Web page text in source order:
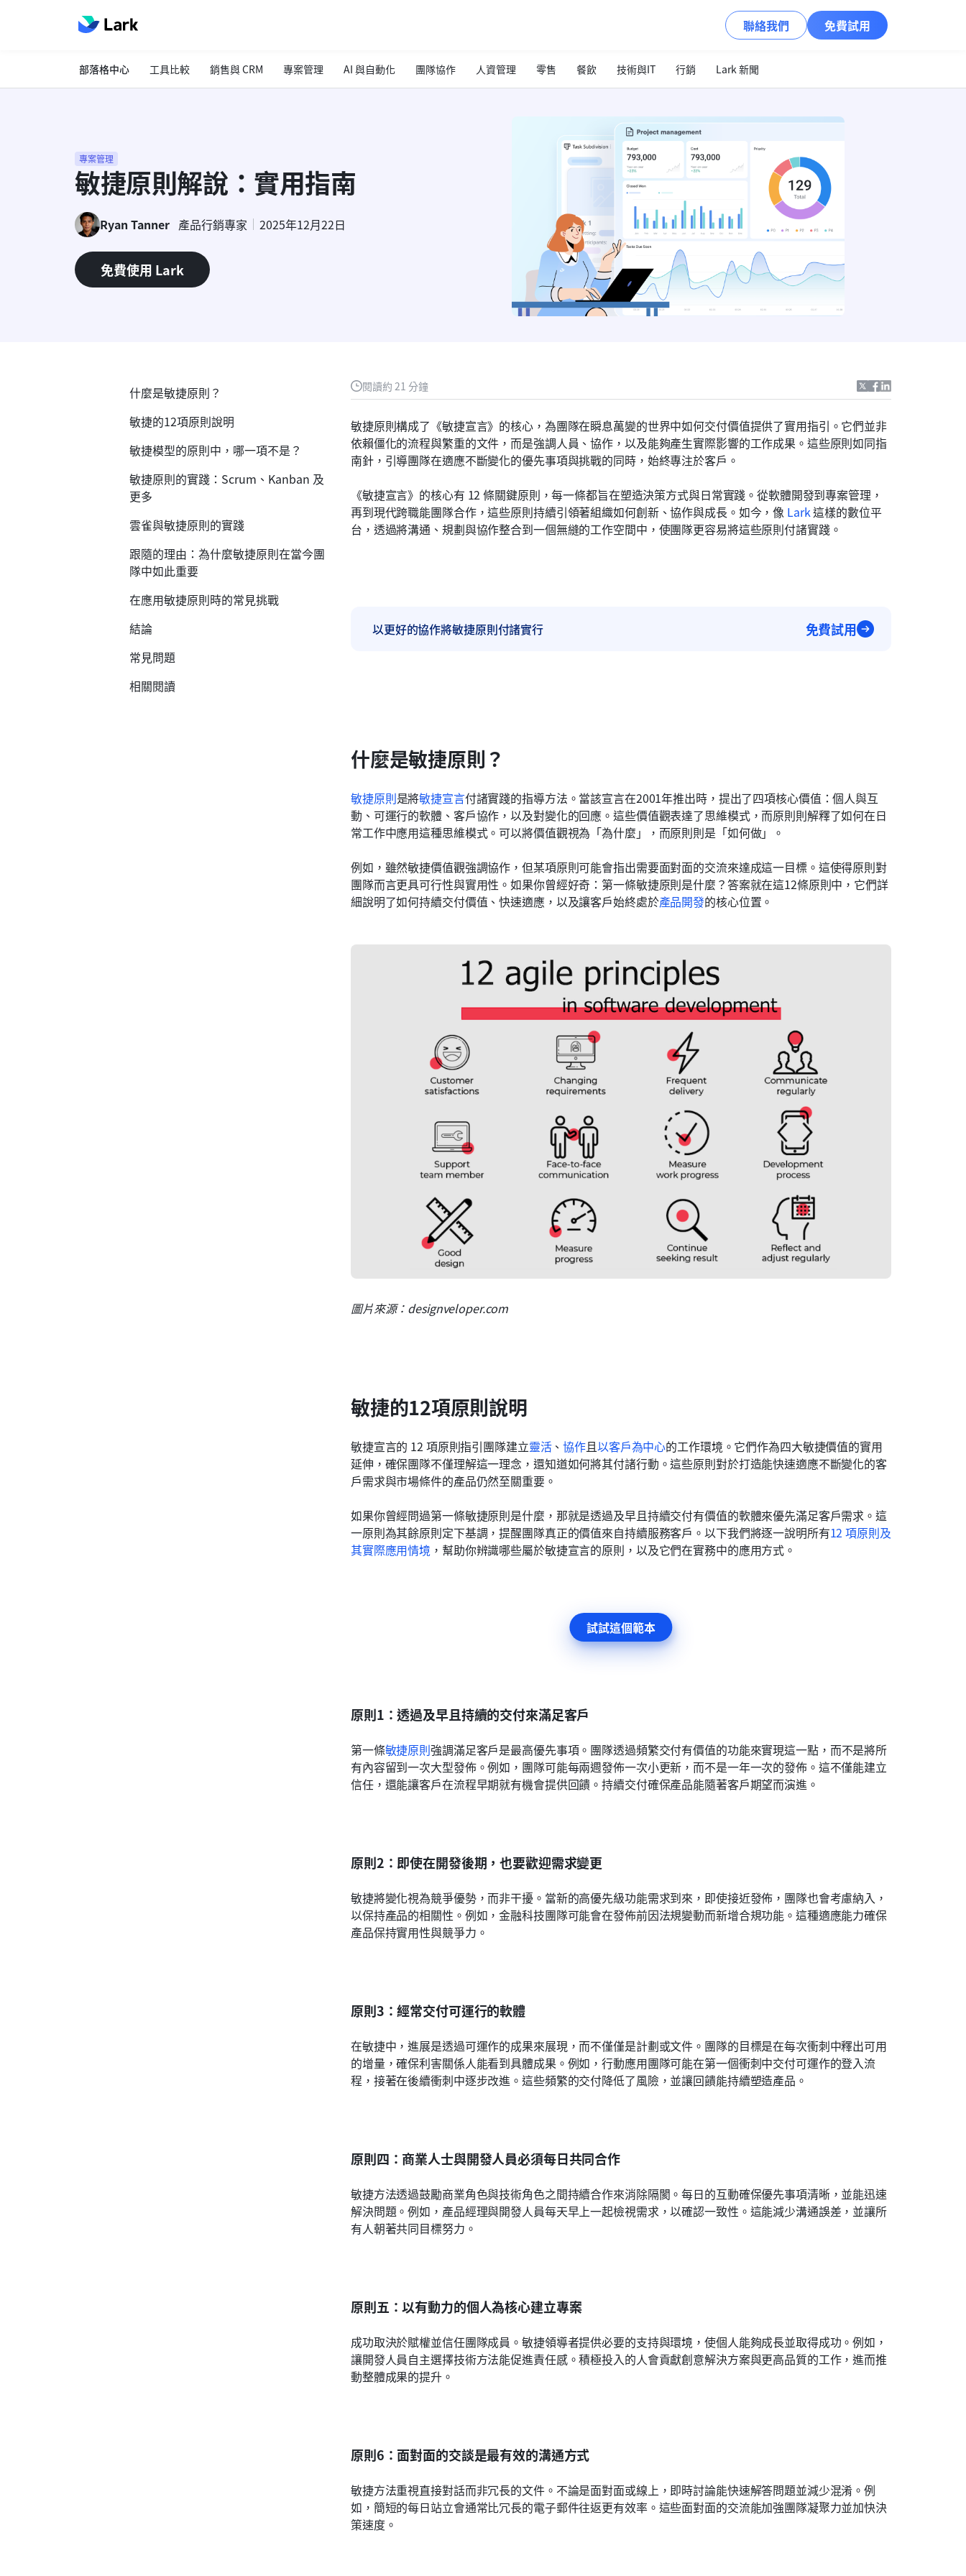
聯絡我們 免費試用
部落格中心 工具比較 銷售與 CRM 專案管理 AI 與自動化 團隊協作 人資管理 零售 餐飲 技術與IT 行銷 Lark 新聞
專案管理
敏捷原則解說：實用指南
Ryan Tanner 產品行銷專家 2025年12月22日
免費使用 Lark
閱讀約 21 分鐘
敏捷原則構成了《敏捷宣言》的核心，為團隊在瞬息萬變的世界中如何交付價值提供了實用指引。它們並非
依賴僵化的流程與繁重的文件，而是強調人員、協作，以及能夠產生實際影響的工作成果。這些原則如同指
南針，引導團隊在適應不斷變化的優先事項與挑戰的同時，始終專注於客戶。
《敏捷宣言》的核心有 12 條關鍵原則，每一條都旨在塑造決策方式與日常實踐。從軟體開發到專案管理，
再到現代跨職能團隊合作，這些原則持續引領著組織如何創新、協作與成長。如今，像 Lark 這樣的數位平
台，透過將溝通、規劃與協作整合到一個無縫的工作空間中，使團隊更容易將這些原則付諸實踐。
以更好的協作將敏捷原則付諸實行 免費試用
什麼是敏捷原則？
敏捷原則是將敏捷宣言付諸實踐的指導方法。當該宣言在2001年推出時，提出了四項核心價值：個人與互
動、可運行的軟體、客戶協作，以及對變化的回應。這些價值觀表達了思維模式，而原則則解釋了如何在日
常工作中應用這種思維模式。可以將價值觀視為「為什麼」，而原則則是「如何做」。
例如，雖然敏捷價值觀強調協作，但某項原則可能會指出需要面對面的交流來達成這一目標。這使得原則對
團隊而言更具可行性與實用性。如果你曾經好奇：第一條敏捷原則是什麼？答案就在這12條原則中，它們詳
細說明了如何持續交付價值、快速適應，以及讓客戶始終處於產品開發的核心位置。
圖片來源：designveloper.com
敏捷的12項原則說明
敏捷宣言的 12 項原則指引團隊建立靈活、協作且以客戶為中心的工作環境。它們作為四大敏捷價值的實用
延伸，確保團隊不僅理解這一理念，還知道如何將其付諸行動。這些原則對於打造能快速適應不斷變化的客
戶需求與市場條件的產品仍然至關重要。
如果你曾經問過第一條敏捷原則是什麼，那就是透過及早且持續交付有價值的軟體來優先滿足客戶需求。這
一原則為其餘原則定下基調，提醒團隊真正的價值來自持續服務客戶。以下我們將逐一說明所有12 項原則及
其實際應用情境 ，幫助你辨識哪些屬於敏捷宣言的原則，以及它們在實務中的應用方式。
試試這個範本
原則1：透過及早且持續的交付來滿足客戶
第一條敏捷原則強調滿足客戶是最高優先事項。團隊透過頻繁交付有價值的功能來實現這一點，而不是將所
有內容留到一次大型發佈。例如，團隊可能每兩週發佈一次小更新，而不是一年一次的發佈。這不僅能建立
信任，還能讓客戶在流程早期就有機會提供回饋。持續交付確保產品能隨著客戶期望而演進。
原則2：即使在開發後期，也要歡迎需求變更
敏捷將變化視為競爭優勢，而非干擾。當新的高優先級功能需求到來，即使接近發佈，團隊也會考慮納入，
以保持產品的相關性。例如，金融科技團隊可能會在發佈前因法規變動而新增合規功能。這種適應能力確保
產品保持實用性與競爭力。
原則3：經常交付可運行的軟體
在敏捷中，進展是透過可運作的成果來展現，而不僅僅是計劃或文件。團隊的目標是在每次衝刺中釋出可用
的增量，確保利害關係人能看到具體成果。例如，行動應用團隊可能在第一個衝刺中交付可運作的登入流
程，接著在後續衝刺中逐步改進。這些頻繁的交付降低了風險，並讓回饋能持續塑造產品。
原則四：商業人士與開發人員必須每日共同合作
敏捷方法透過鼓勵商業角色與技術角色之間持續合作來消除隔閡。每日的互動確保優先事項清晰，並能迅速
解決問題。例如，產品經理與開發人員每天早上一起檢視需求，以確認一致性。這能減少溝通誤差，並讓所
有人朝著共同目標努力。
原則五：以有動力的個人為核心建立專案
成功取決於賦權並信任團隊成員。敏捷領導者提供必要的支持與環境，使個人能夠成長並取得成功。例如，
讓開發人員自主選擇技術方法能促進責任感。積極投入的人會貢獻創意解決方案與更高品質的工作，進而推
動整體成果的提升。
原則6：面對面的交談是最有效的溝通方式
敏捷方法重視直接對話而非冗長的文件。不論是面對面或線上，即時討論能快速解答問題並減少混淆。例
如，簡短的每日站立會通常比冗長的電子郵件往返更有效率。這些面對面的交流能加強團隊凝聚力並加快決
策速度。
什麼是敏捷原則？
敏捷的12項原則說明
敏捷模型的原則中，哪一項不是？
敏捷原則的實踐：Scrum、Kanban 及
更多
雲雀與敏捷原則的實踐
跟隨的理由：為什麼敏捷原則在當今團
隊中如此重要
在應用敏捷原則時的常見挑戰
結論
常見問題
相關閱讀